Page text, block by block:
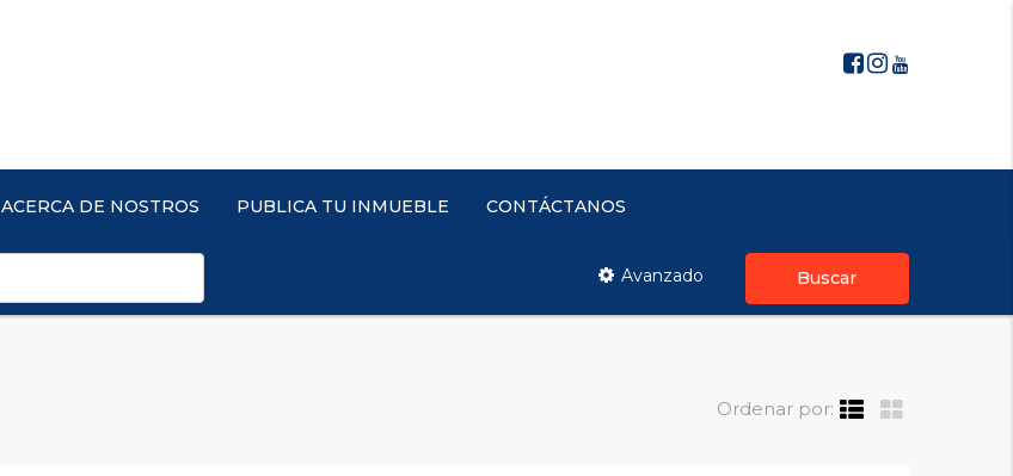
ACERCA DE NOSTROS PUBLICA TU INMUEBLE CONTÁCTANOS
Avanzado Buscar
Ordenar por: